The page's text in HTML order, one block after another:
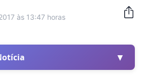
às 13:47 horas
▼